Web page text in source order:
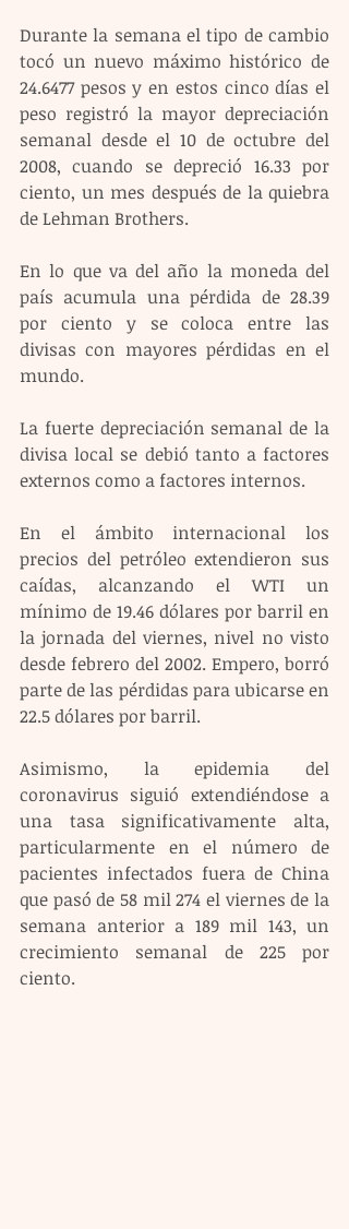
Durante la semana el tipo de cambio
tocó un nuevo máximo histórico de
24.6477 pesos y en estos cinco días el
peso registró la mayor depreciación
semanal desde el 10 de octubre del
2008, cuando se depreció 16.33 por
ciento, un mes después de la quiebra
de Lehman Brothers.
En lo que va del año la moneda del
país acumula una pérdida de 28.39
por ciento y se coloca entre las
divisas con mayores pérdidas en el
mundo.
La fuerte depreciación semanal de la
divisa local se debió tanto a factores
externos como a factores internos.
En el ámbito internacional los
precios del petróleo extendieron sus
caídas, alcanzando el WTI un
mínimo de 19.46 dólares por barril en
la jornada del viernes, nivel no visto
desde febrero del 2002. Empero, borró
parte de las pérdidas para ubicarse en
22.5 dólares por barril.
Asimismo, la epidemia del
coronavirus siguió extendiéndose a
una tasa significativamente alta,
particularmente en el número de
pacientes infectados fuera de China
que pasó de 58 mil 274 el viernes de la
semana anterior a 189 mil 143, un
crecimiento semanal de 225 por
ciento.